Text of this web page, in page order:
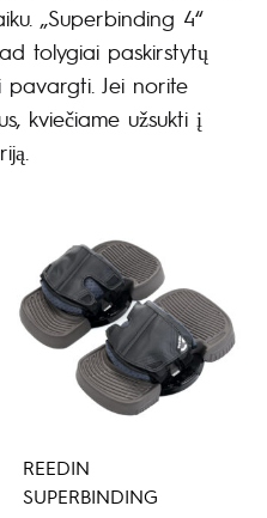
„Superbinding 4“
tolygiai paskirstytų
pavargti. Jei norite
kviečiame užsukti į
REEDIN
SUPERBINDING